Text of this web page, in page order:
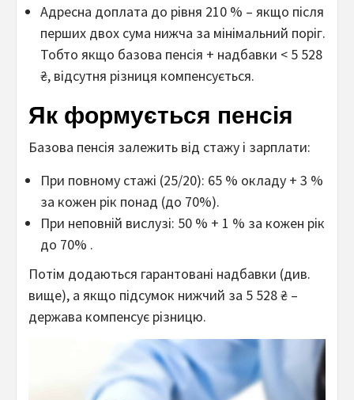
Адресна доплата до рівня 210 % – якщо після
перших двох сума нижча за мінімальний поріг.
Тобто якщо базова пенсія + надбавки < 5 528
₴, відсутня різниця компенсується.
Як формується пенсія
Базова пенсія залежить від стажу і зарплати:
При повному стажі (25/20): 65 % окладу + 3 %
за кожен рік понад (до 70%).
При неповній вислузі: 50 % + 1 % за кожен рік
до 70% .
Потім додаються гарантовані надбавки (див.
вище), а якщо підсумок нижчий за 5 528 ₴ –
держава компенсує різницю.